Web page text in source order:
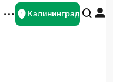
Калининград